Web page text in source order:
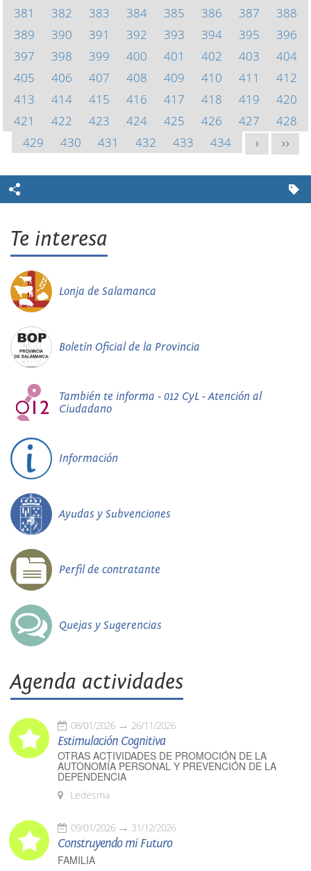
381
382 383 384 385 386 387
388
389
390 391 392 393 394 395
396
397
398 399 400 401 402 403
404
405
406 407 408 409 410 411
412
413
414 415 416 417 418 419
420
421
422 423 424 425 426 427
428
429
430 431 432 433 434 > >>
Te interesa
Lonja de Salamanca
Boletín Oficial de la Provincia
También te informa - 012 CyL - Atención al
Ciudadano
Información
Ayudas y Subvenciones
Perfil de contratante
Quejas y Sugerencias
Agenda actividades
08/01/2026 26/11/2026
Estimulación Cognitiva
OTRAS ACTIVIDADES DE PROMOCIÓN DE LA
AUTONOMÍA PERSONAL Y PREVENCIÓN DE LA
DEPENDENCIA
Ledesma
09/01/2026 31/12/2026
Construyendo mi Futuro
FAMILIA